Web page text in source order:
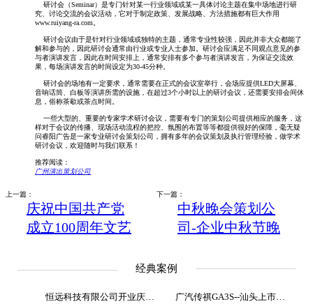
研讨会（Seminar）是专门针对某一行业领域或某一具体讨论主题在集中场地进行研
究、讨论交流的会议活动，它对于制定政策、发展战略、方法措施都有巨大作用
www.ruiyang-ra.com。
研讨会议由于是针对行业领域或独特的主题，通常专业性较强，因此并非大众都能了
解和参与的，因此研讨会通常由行业或专业人士参加。研讨会应满足不同观点意见的参
与者演讲发言，因此在时间安排上，通常安排有多个参与者演讲发言，为保证交流效
果，每场演讲发言的时间设定为30-45分种。
研讨会的场地有一定要求，通常需要在正式的会议室举行，会场应提供LED大屏幕、
音响话筒、白板等演讲所需的设施，在超过3个小时以上的研讨会议，还需要安排会间休
息，俗称茶歇或茶点时间。
一些大型的、重要的专家学术研讨会议，需要有专门的策划公司提供相应的服务，这
样对于会议的传播、现场活动流程的把控、氛围的布置等等都提供很好的保障，毫无疑
问睿阳广告是一家专业研讨会策划公司，拥有多年的会议策划及执行管理经验，做学术
研讨会议，欢迎随时与我们联系！
推荐阅读：
广州演出策划公司
上一篇：
庆祝中国共产党
成立100周年文艺
下一篇：
中秋晚会策划公
司-企业中秋节晚
经典案例
恒远科技有限公司开业庆典策 广汽传祺GA3S--汕头上市发布会